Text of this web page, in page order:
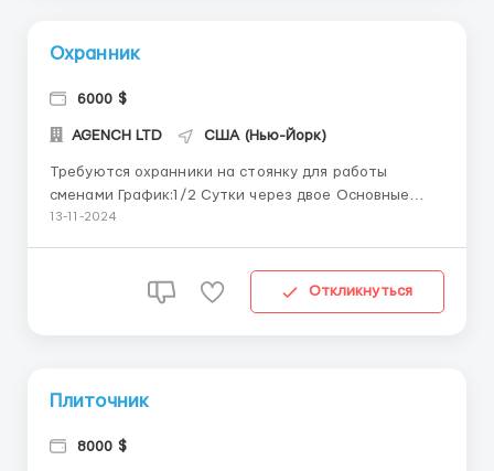
Охранник
6000 $
AGENCH LTD США (Нью-Йорк)
Требуются охранники на стоянку для работы
сменами График:1/2 Сутки через двое Основные
обязанности: •Своевременное принятие
алкогольной зависимости •Чувство
13-11-2024
Откликнуться
Плиточник
8000 $